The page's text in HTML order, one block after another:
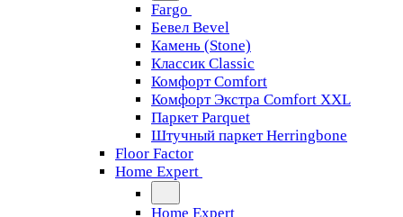
Fargo
Бевел Bevel
Камень (Stone)
Классик Classic
Комфорт Comfort
Комфорт Экстра Comfort XXL
Паркет Parquet
Штучный паркет Herringbone
Floor Factor
Home Expert
Home Expert